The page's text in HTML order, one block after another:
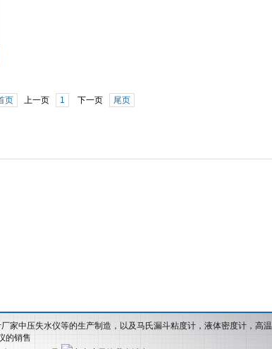
页 上一页 1 下一页 尾页
家中压失水仪等的生产制造，以及马氏漏斗粘度计，液体密度计，高温
的销售